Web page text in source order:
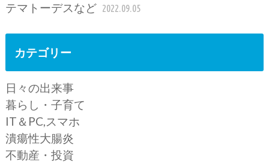
テマトーデスなど 2022.09.05
カテゴリー
日々の出来事
暮らし・子育て
IT＆PC,スマホ
潰瘍性大腸炎
不動産・投資